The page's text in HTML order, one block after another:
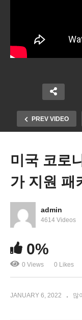
PREV VIDEO
수령시 감액’
미국 코로
가 지원 패
admin
4614 Videos
0%
0 Views 0 Likes
JANUARY 6, 2022 많